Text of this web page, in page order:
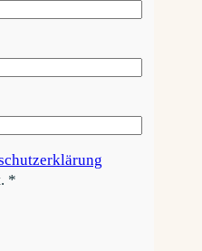
*